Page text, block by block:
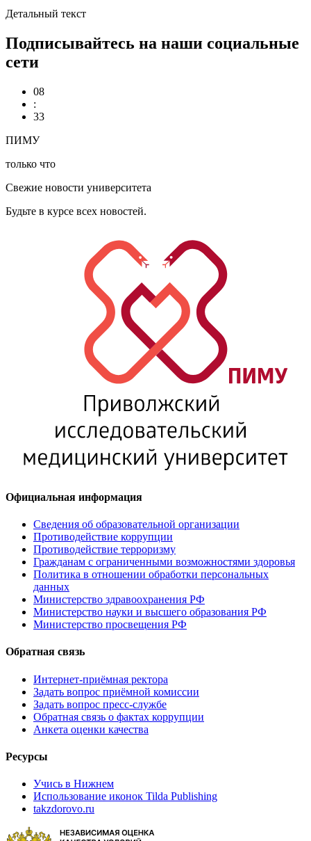
Детальный текст
Подписывайтесь на наши социальные
сети
08
:
33
ПИМУ
только что
Свежие новости университета
Будьте в курсе всех новостей.
Официальная информация
Сведения об образовательной организации
Противодействие коррупции
Противодействие терроризму
Гражданам с ограниченными возможностями здоровья
Политика в отношении обработки персональных
данных
Министерство здравоохранения РФ
Министерство науки и высшего образования РФ
Министерство просвещения РФ
Обратная связь
Интернет-приёмная ректора
Задать вопрос приёмной комиссии
Задать вопрос пресс-службе
Обратная связь о фактах коррупции
Анкета оценки качества
Ресурсы
Учись в Нижнем
Использование иконок Tilda Publishing
takzdorovo.ru